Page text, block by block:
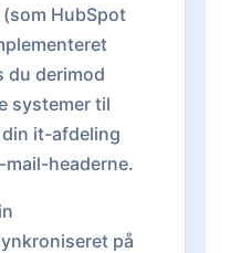
HubSpot
du derimod
systemer til
it-afdeling
headerne.
på